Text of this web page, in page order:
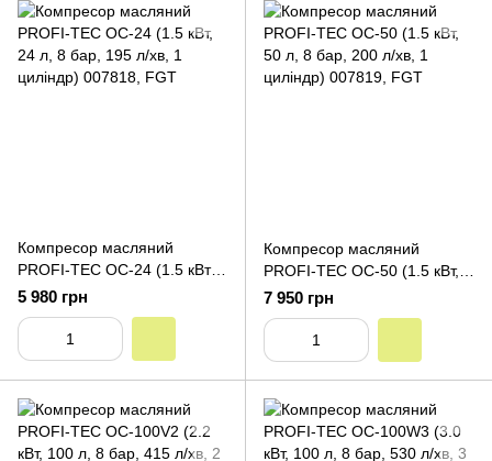
Компресор масляний
PROFI-TEC OC-24 (1.5 кВт,
24 л, 8 бар, 195 л/хв, 1
циліндр)
5 980 грн
Компресор масляний
PROFI-TEC OC-50 (1.5 кВт,
50 л, 8 бар, 200 л/хв, 1
циліндр)
7 950 грн